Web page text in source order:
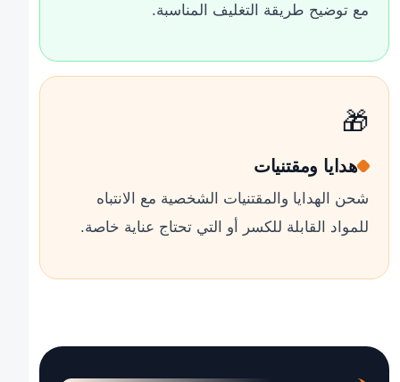
مع توضيح طريقة التغليف المناسبة.
🎁
هدايا ومقتنيات
شحن الهدايا والمقتنيات الشخصية مع الانتباه
للمواد القابلة للكسر أو التي تحتاج عناية خاصة.